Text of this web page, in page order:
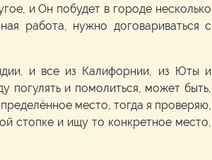
и Он побудет в городе несколько
работа, нужно договариваться с
и все из Калифорнии, из Юты и
погулять и помолиться, может быть,
место, тогда я проверяю,
стопке и ищу то конкретное место,